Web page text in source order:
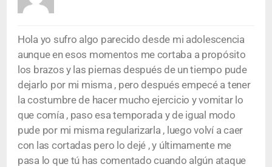
Hola yo sufro algo parecido desde mi adolescencia
aunque en esos momentos me cortaba a propósito
los brazos y las piernas después de un tiempo pude
dejarlo por mi misma , pero después empecé a tener
la costumbre de hacer mucho ejercicio y vomitar lo
que comía , paso esa temporada y de igual modo
pude por mi misma regularizarla , luego volví a caer
con las cortadas pero lo dejé , y últimamente me
pasa lo que tú has comentado cuando algún ataque